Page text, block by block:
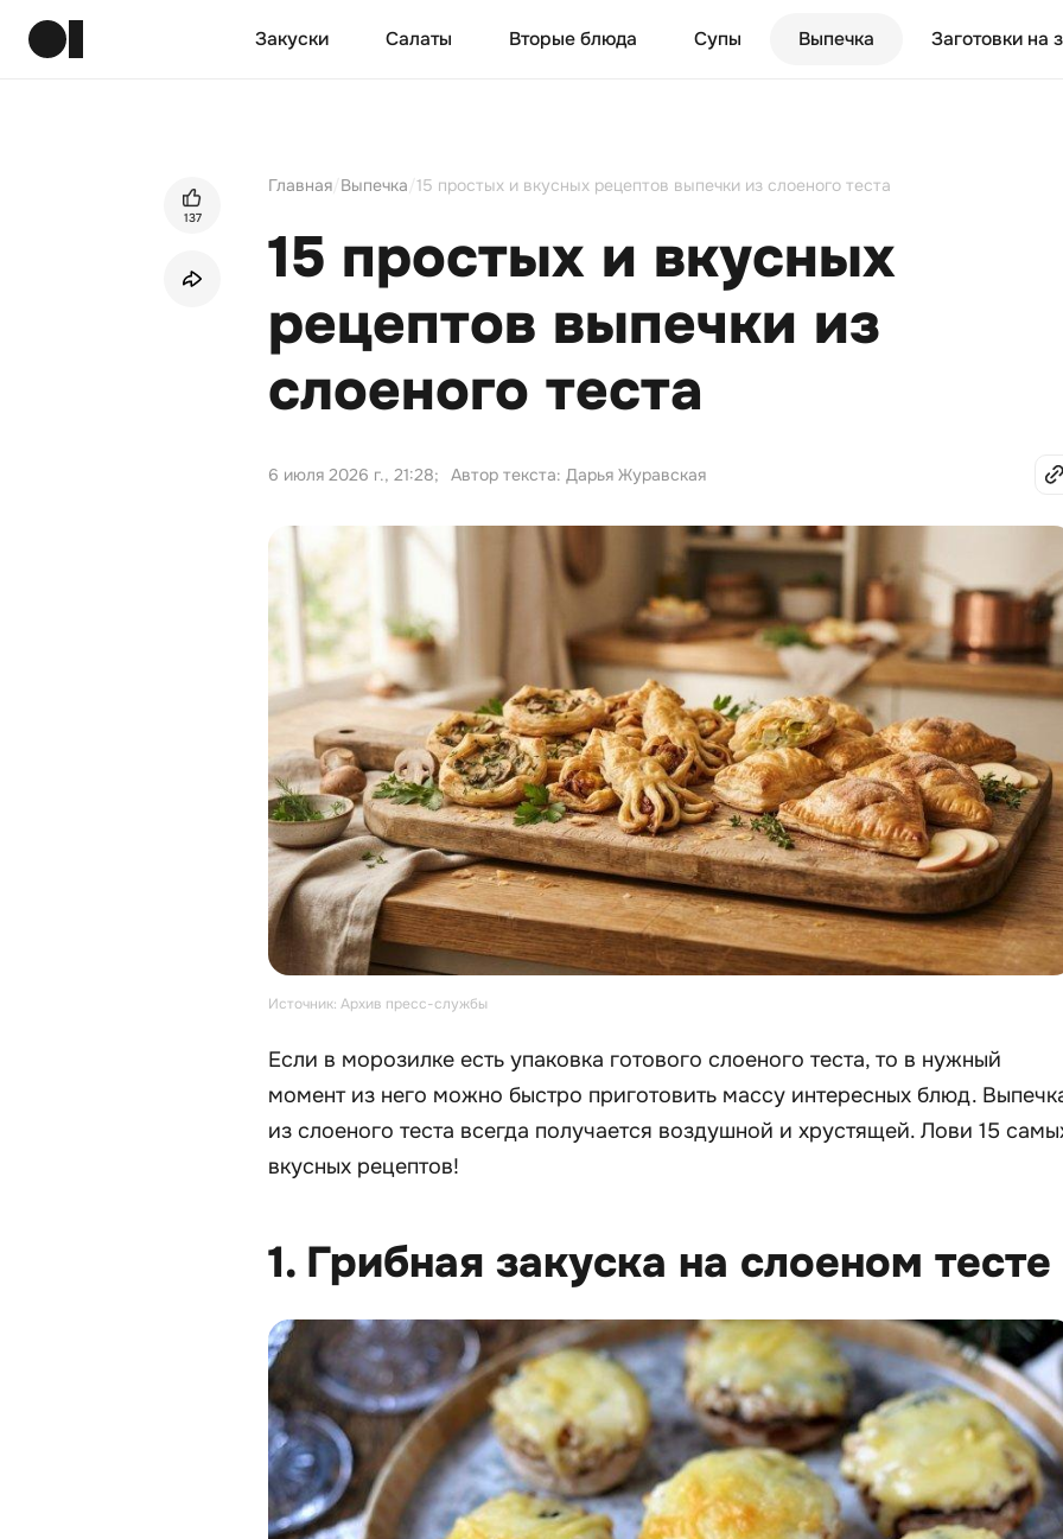
Закуски Салаты Вторые блюда Супы Выпечка Заготовки на
137
Главная Выпечка 15 простых и вкусных рецептов выпечки из слоеного теста
15 простых и вкусных
рецептов выпечки из
слоеного теста
6 июля 2026 г., 21:28; Автор текста: Дарья Журавская
Источник: Архив пресс-службы
Если в морозилке есть упаковка готового слоеного теста, то в нужный
момент из него можно быстро приготовить массу интересных блюд.
из слоеного теста всегда получается воздушной и хрустящей. Лови 15
вкусных рецептов!
1. Грибная закуска на слоеном тесте